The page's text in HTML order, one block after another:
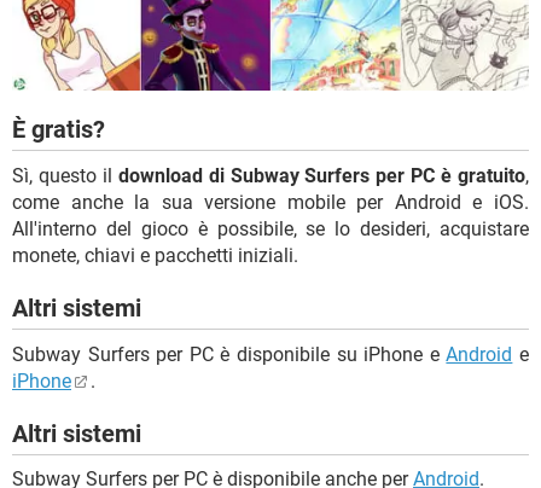
È gratis?
Sì, questo il download di Subway Surfers per PC è gratuito,
come anche la sua versione mobile per Android e iOS.
All'interno del gioco è possibile, se lo desideri, acquistare
monete, chiavi e pacchetti iniziali.
Altri sistemi
Subway Surfers per PC è disponibile su iPhone eAndroid e
iPhone
.
Altri sistemi
Subway Surfers per PC è disponibile anche perAndroid.